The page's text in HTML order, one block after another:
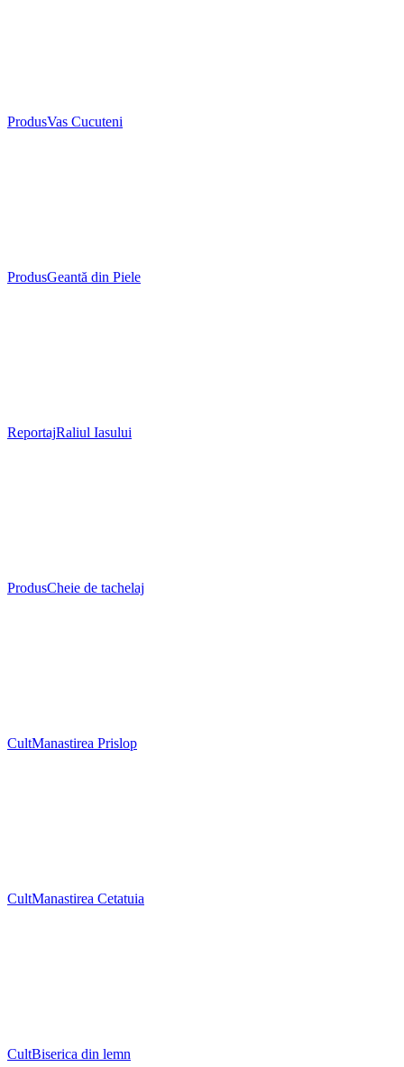
ProdusVas Cucuteni
ProdusGeantă din Piele
ReportajRaliul Iasului
ProdusCheie de tachelaj
CultManastirea Prislop
CultManastirea Cetatuia
CultBiserica din lemn